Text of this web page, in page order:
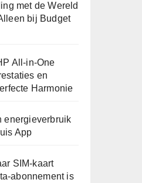
met de Wereld
bij Budget
All-in-One
en
Harmonie
energieverbruik
App
SIM-kaart
abonnement is